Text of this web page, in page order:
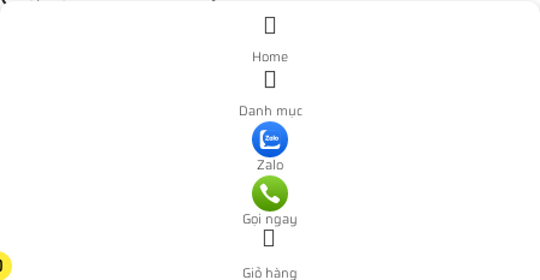
Home
Danh mục
Zalo
Gọi ngay
Giỏ hàng